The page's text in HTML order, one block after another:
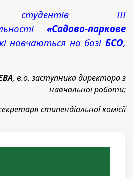
студентів IIІ
«Садово-паркове
навчаються на базі БСО,
, в.о. заступника директора з
навчальної роботи;
стипендіальної комісії